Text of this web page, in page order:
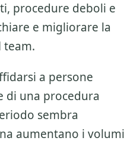
procedure deboli e
e migliorare la
team.
a persone
di una procedura
sembra
aumentano i volumi